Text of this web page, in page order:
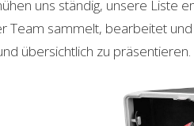
uns ständig, unsere Liste
Team sammelt, bearbeitet
übersichtlich zu präsentieren.